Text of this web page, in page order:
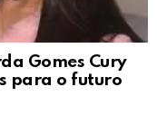
Gomes Cury
para o futuro